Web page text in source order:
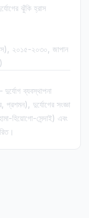
ঝুঁকি হ্রাস
২০১৫-২০৩০, জাপান
ব্যবস্থাপনা
প্রশমন), দুর্যোগের সংজ্ঞা
হিয়োগো-সেন্দাই) এবং